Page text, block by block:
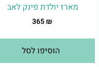
מארז יולדת פינק לאב
365₪
הוסיפו לסל